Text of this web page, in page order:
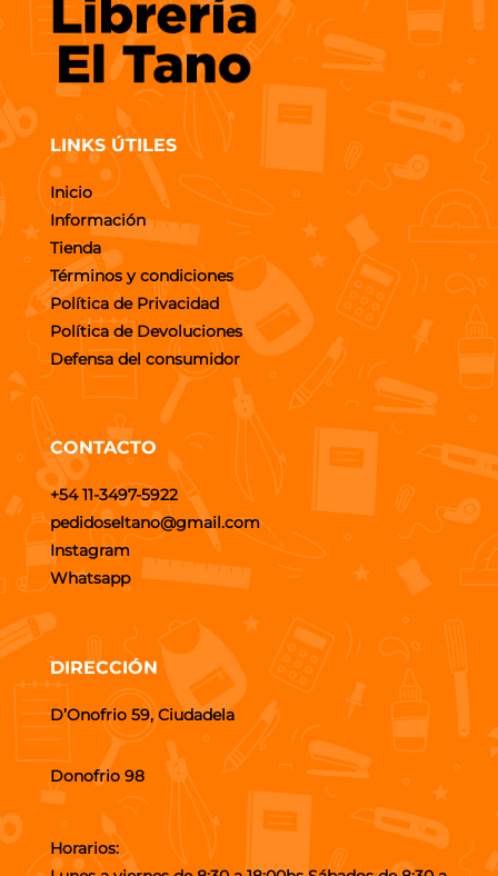
LINKS ÚTILES
Inicio
Información
Tienda
Términos y condiciones
Política de Privacidad
Política de Devoluciones
Defensa del consumidor
CONTACTO
+54 11-3497-5922
pedidoseltano@gmail.com
Instagram
Whatsapp
DIRECCIÓN
D’Onofrio 59, Ciudadela
Donofrio 98
Horarios: